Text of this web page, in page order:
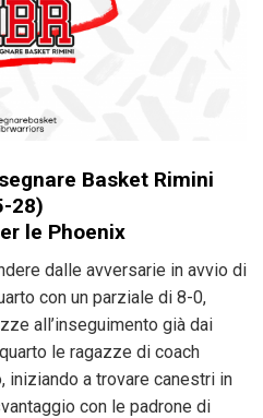
Basket Rimini
28)
le Phoenix
dalle avversarie in avvio di
con un parziale di 8-0,
all’inseguimento già dai
le ragazze di coach
iniziando a trovare canestri in
con le padrone di